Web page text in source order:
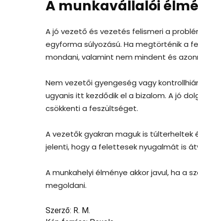
A munkavállalói
A jó vezető és vezetés felismeri a
egyforma súlyozású. Ha megtörténik a
mondani, valamint nem mindent és
Nem vezetői gyengeség vagy
ugyanis itt kezdődik el a bizalom. A jó
csökkenti a feszültséget.
A vezetők gyakran maguk is túlterheltek
jelenti, hogy a felettesek nyugalmát is
A munkahelyi élménye akkor javul, ha a
megoldani.
Szerző: R. M.